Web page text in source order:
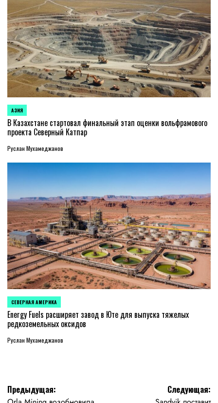
ОПУБЛИКОВАНО
В
АЗИЯ
В Казахстане стартовал финальный этап оценки вольфрамового
проекта Северный Катпар
Руслан Мухамеджанов
ОПУБЛИКОВАНО
В
СЕВЕРНАЯ АМЕРИКА
Energy Fuels расширяет завод в Юте для выпуска тяжелых
редкоземельных оксидов
Руслан Мухамеджанов
Навигация
Предыдущая: Следующая: